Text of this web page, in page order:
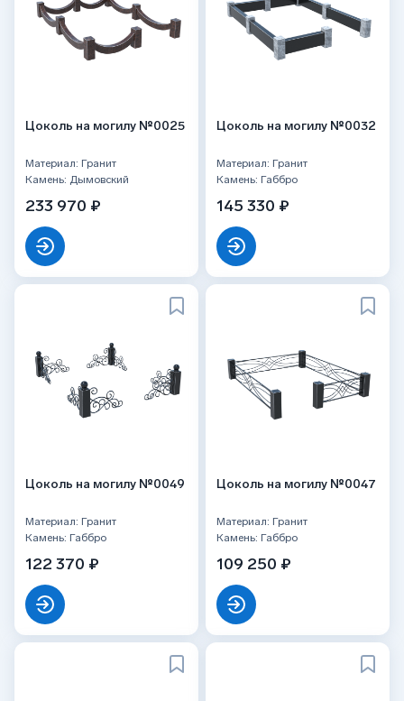
Цоколь на могилу №0025
Материал: Гранит
Камень: Дымовский
233 970 ₽
Цоколь на могилу №0032
Материал: Гранит
Камень: Габбро
145 330 ₽
Цоколь на могилу №0049
Материал: Гранит
Камень: Габбро
122 370 ₽
Цоколь на могилу №0047
Материал: Гранит
Камень: Габбро
109 250 ₽